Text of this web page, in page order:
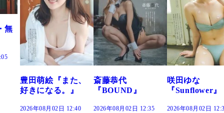
斎藤恭代
『BOUND』
2026年08月02日 12:35
咲田ゆな
『Sunflower』
2026年08月02日 12:30
藤水咲桜『花
だまり』
2026年08月02日